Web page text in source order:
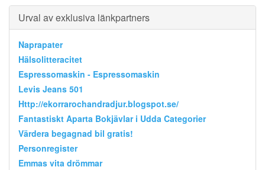
Urval av exklusiva länkpartners
Naprapater
Hälsolitteracitet
Espressomaskin - Espressomaskin
Levis Jeans 501
Http://ekorrarochandradjur.blogspot.se/
Fantastiskt Aparta Bokjävlar i Udda Categorier
Värdera begagnad bil gratis!
Personregister
Emmas vita drömmar